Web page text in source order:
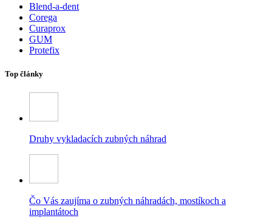
Blend-a-dent
Corega
Curaprox
GUM
Protefix
Top články
Druhy vykladacích zubných náhrad
Čo Vás zaujíma o zubných náhradách, mostíkoch a
implantátoch